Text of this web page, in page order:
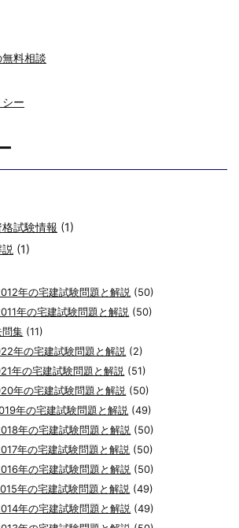
料相談
ー
試験情報 (1)
(1)
年の宅建試験問題と解説 (50)
年の宅建試験問題と解説 (50)
問集 (11)
年の宅建試験問題と解説 (2)
年の宅建試験問題と解説 (51)
年の宅建試験問題と解説 (50)
年の宅建試験問題と解説 (49)
年の宅建試験問題と解説 (50)
年の宅建試験問題と解説 (50)
年の宅建試験問題と解説 (50)
年の宅建試験問題と解説 (49)
年の宅建試験問題と解説 (49)